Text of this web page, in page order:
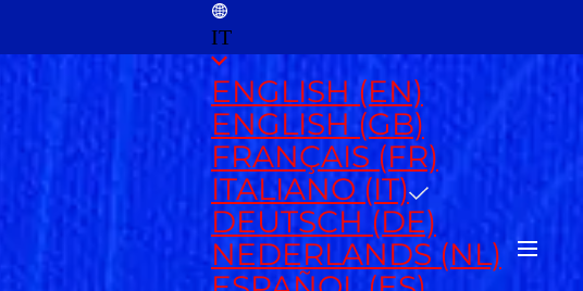
IT
ENGLISH (EN)
ENGLISH (GB)
FRANÇAIS (FR)
ITALIANO (IT)
DEUTSCH (DE)
NEDERLANDS (NL)